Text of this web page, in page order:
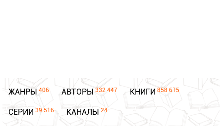
ЖАНРЫ 406 АВТОРЫ 332 447 КНИГИ 858 615
СЕРИИ 39 516 КАНАЛЫ 24